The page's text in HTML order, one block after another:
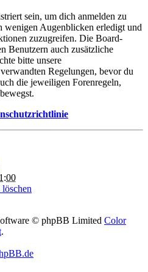
sein, um dich anmelden zu
wenigen Augenblicken erledigt und
zuzugreifen. Die Board-
Benutzern auch zusätzliche
bitte unsere
Regelungen, bevor du
die jeweiligen Forenregeln,
© phpBB Limited Color
.